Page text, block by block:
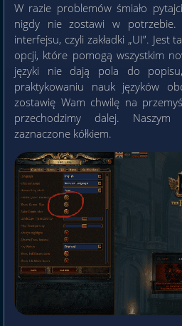
W razie problemów śmiało
nigdy nie zostawi w potrzebie.
interfejsu, czyli zakładki „UI”. Jest
opcji, które pomogą wszystkim
języki nie dają pola do
praktykowaniu nauk języków
zostawię Wam chwilę na
przechodzimy dalej.
zaznaczone kółkiem.